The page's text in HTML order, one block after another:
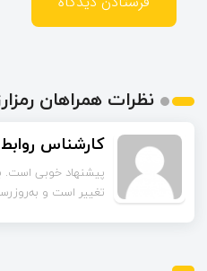
نظرات همراهان
مشکات
چند مورد از
آیا امکان دارد نسخه